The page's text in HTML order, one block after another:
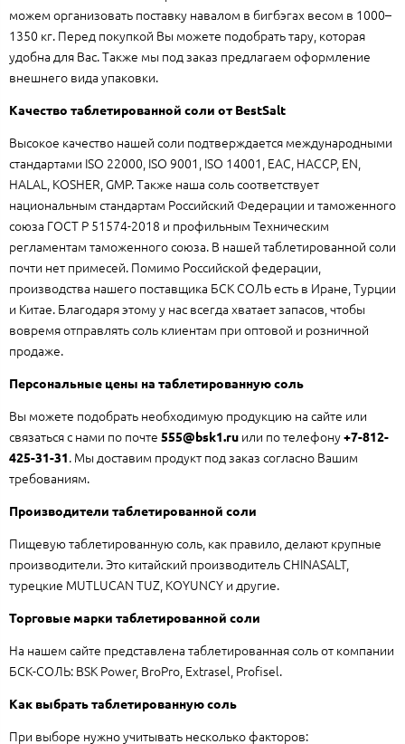
можем организовать поставку навалом в бигбэгах весом в 1000–
1350 кг. Перед покупкой Вы можете подобрать тару, которая
удобна для Вас. Также мы под заказ предлагаем оформление
внешнего вида упаковки.
Качество таблетированной соли от BestSalt
Высокое качество нашей соли подтверждается международными
стандартами ISO 22000, ISO 9001, ISO 14001, EAC, HACCP, EN,
HALAL, KOSHER, GMP. Также наша соль соответствует
национальным стандартам Российский Федерации и таможенного
союза ГОСТ Р 51574-2018 и профильным Техническим
регламентам таможенного союза. В нашей таблетированной соли
почти нет примесей. Помимо Российской федерации,
производства нашего поставщика БСК СОЛЬ есть в Иране, Турции
и Китае. Благодаря этому у нас всегда хватает запасов, чтобы
вовремя отправлять соль клиентам при оптовой и розничной
продаже.
Персональные цены на таблетированную соль
Вы можете подобрать необходимую продукцию на сайте или
связаться с нами по почте 555@bsk1.ru или по телефону+7-812-
425-31-31. Мы доставим продукт под заказ согласно Вашим
требованиям.
Производители таблетированной соли
Пищевую таблетированную соль, как правило, делают крупные
производители. Это китайский производитель CHINASALT,
турецкие MUTLUCAN TUZ, KOYUNCY и другие.
Торговые марки таблетированной соли
На нашем сайте представлена таблетированная соль от компании
БСК-СОЛЬ: BSK Power, BroPro, Extrasel, Profisel.
Как выбрать таблетированную соль
При выборе нужно учитывать несколько факторов: